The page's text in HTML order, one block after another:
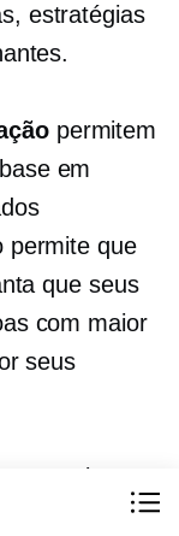
estratégias
permitem
em
permite que
que seus
com maior
seus
permitem
que já